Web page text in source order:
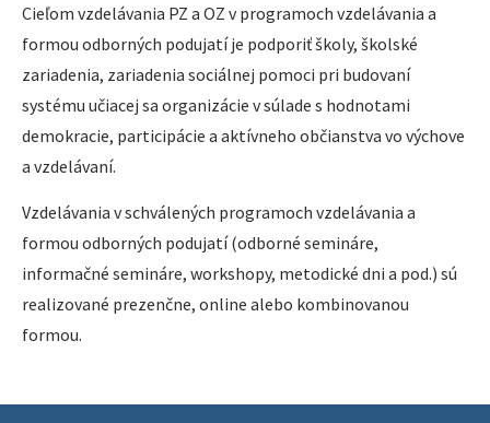
Cieľom vzdelávania PZ a OZ v programoch vzdelávania a
formou odborných podujatí je podporiť školy, školské
zariadenia, zariadenia sociálnej pomoci pri budovaní
systému učiacej sa organizácie v súlade s hodnotami
demokracie, participácie a aktívneho občianstva vo výchove
a vzdelávaní.
Vzdelávania v schválených programoch vzdelávania a
formou odborných podujatí (odborné semináre,
informačné semináre, workshopy, metodické dni a pod.) sú
realizované prezenčne, online alebo kombinovanou
formou.